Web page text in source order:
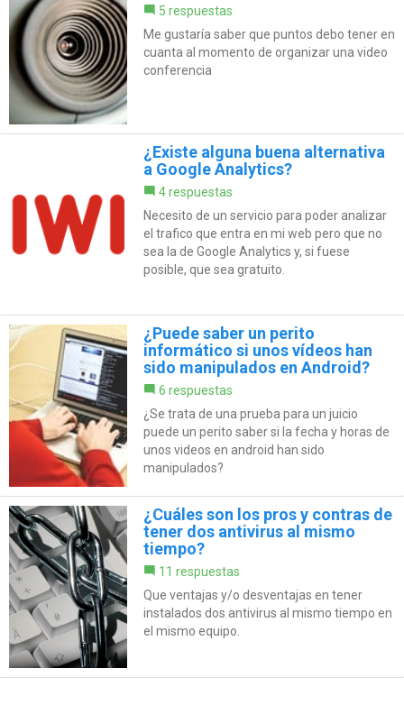
5 respuestas
Me gustaría saber que puntos debo tener en
cuanta al momento de organizar una video
conferencia
¿Existe alguna buena alternativa
a Google Analytics?
4 respuestas
Necesito de un servicio para poder analizar
el trafico que entra en mi web pero que no
sea la de Google Analytics y, si fuese
posible, que sea gratuito.
¿Puede saber un perito
informático si unos vídeos han
sido manipulados en Android?
6 respuestas
¿Se trata de una prueba para un juicio
puede un perito saber si la fecha y horas de
unos videos en android han sido
manipulados?
¿Cuáles son los pros y contras de
tener dos antivirus al mismo
tiempo?
11 respuestas
Que ventajas y/o desventajas en tener
instalados dos antivirus al mismo tiempo en
el mismo equipo.